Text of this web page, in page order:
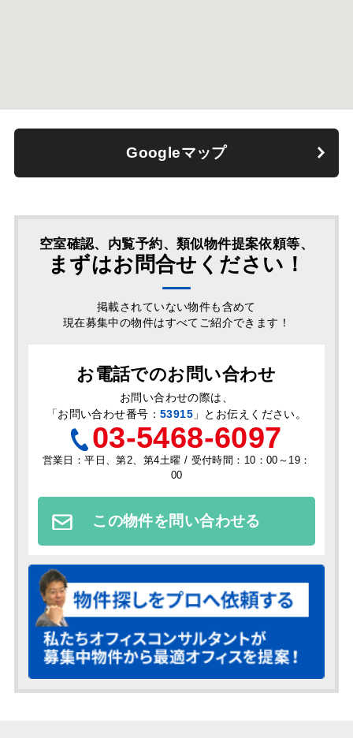
Googleマップ
空室確認、内覧予約、類似物件提案依頼等、
まずはお問合せください！
掲載されていない物件も含めて
現在募集中の物件はすべてご紹介できます！
お電話でのお問い合わせ
お問い合わせの際は、
「お問い合わせ番号： 53915 」とお伝えください。
03-5468-6097
営業日：平日、第2、第4土曜 / 受付時間：10：00～19：
00
この物件を問い合わせる